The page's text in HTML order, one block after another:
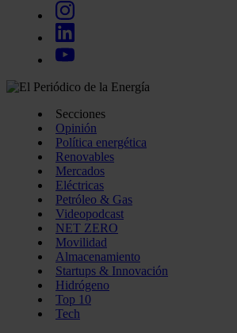
Secciones
Opinión
Política energética
Renovables
Mercados
Eléctricas
Petróleo & Gas
Videopodcast
NET ZERO
Movilidad
Almacenamiento
Startups & Innovación
Hidrógeno
Top 10
Tech